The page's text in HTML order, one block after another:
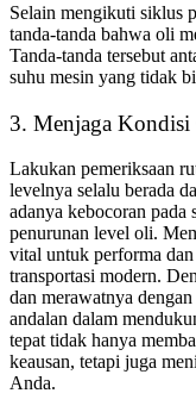
Selain mengikuti siklus
tanda-tanda bahwa oli
Tanda-tanda tersebut
suhu mesin yang tidak
3. Menjaga
Lakukan pemeriksaan
levelnya selalu berada
adanya kebocoran pada
penurunan level oli.
vital untuk performa
transportasi modern.
dan merawatnya
andalan dalam
tepat tidak hanya
keausan, tetapi juga
Anda.